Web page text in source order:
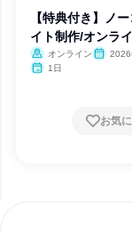
【特典付き】ノ
イト制作/オンラ
オンライン
2026
1日
お気